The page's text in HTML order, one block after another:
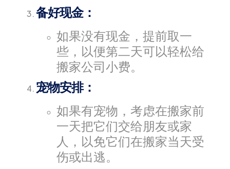
备好现金：
如果没有现金，提前取一
些，以便第二天可以轻松给
搬家公司小费。
宠物安排：
如果有宠物，考虑在搬家前
一天把它们交给朋友或家
人，以免它们在搬家当天受
伤或出逃。